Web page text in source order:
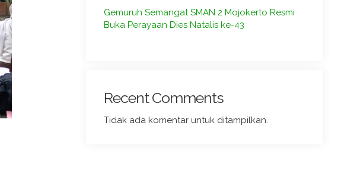
Gemuruh Semangat SMAN 2 Mojokerto Resmi
Buka Perayaan Dies Natalis ke-43
Recent Comments
Tidak ada komentar untuk ditampilkan.